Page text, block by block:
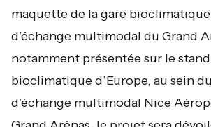
maquette de la gare
d’échange multimodal du Grand
notamment présentée sur le
bioclimatique d’Europe, au sein
d’échange multimodal Nice